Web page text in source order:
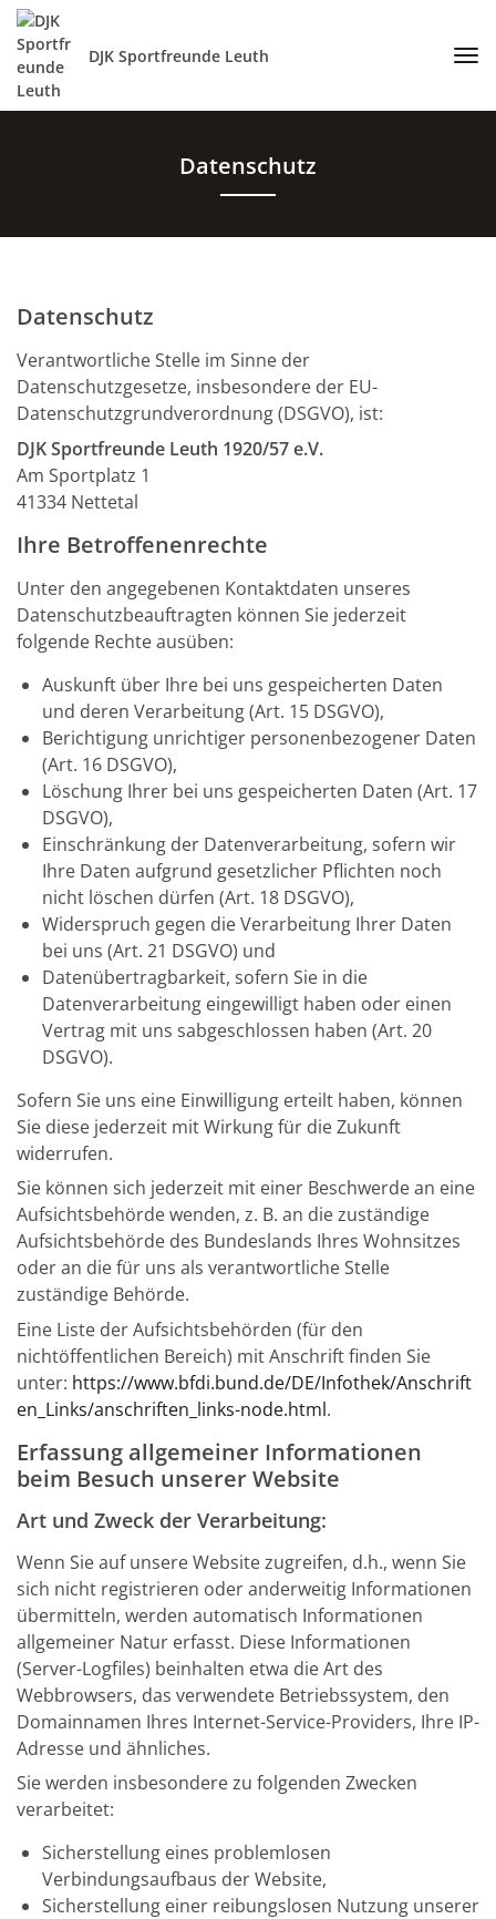
DJK Sportfreunde Leuth
Datenschutz
Datenschutz
Verantwortliche Stelle im Sinne der
Datenschutzgesetze, insbesondere der EU-
Datenschutzgrundverordnung (DSGVO), ist:
DJK Sportfreunde Leuth 1920/57 e.V.
Am Sportplatz 1
41334 Nettetal
Ihre Betroffenenrechte
Unter den angegebenen Kontaktdaten unseres
Datenschutzbeauftragten können Sie jederzeit
folgende Rechte ausüben:
Auskunft über Ihre bei uns gespeicherten Daten
und deren Verarbeitung (Art. 15 DSGVO),
Berichtigung unrichtiger personenbezogener Daten
(Art. 16 DSGVO),
Löschung Ihrer bei uns gespeicherten Daten (Art. 17
DSGVO),
Einschränkung der Datenverarbeitung, sofern wir
Ihre Daten aufgrund gesetzlicher Pflichten noch
nicht löschen dürfen (Art. 18 DSGVO),
Widerspruch gegen die Verarbeitung Ihrer Daten
bei uns (Art. 21 DSGVO) und
Datenübertragbarkeit, sofern Sie in die
Datenverarbeitung eingewilligt haben oder einen
Vertrag mit uns sabgeschlossen haben (Art. 20
DSGVO).
Sofern Sie uns eine Einwilligung erteilt haben, können
Sie diese jederzeit mit Wirkung für die Zukunft
widerrufen.
Sie können sich jederzeit mit einer Beschwerde an eine
Aufsichtsbehörde wenden, z. B. an die zuständige
Aufsichtsbehörde des Bundeslands Ihres Wohnsitzes
oder an die für uns als verantwortliche Stelle
zuständige Behörde.
Eine Liste der Aufsichtsbehörden (für den
nichtöffentlichen Bereich) mit Anschrift finden Sie
unter: https://www.bfdi.bund.de/DE/Infothek/Anschrift
en_Links/anschriften_links-node.html.
Erfassung allgemeiner Informationen
beim Besuch unserer Website
Art und Zweck der Verarbeitung:
Wenn Sie auf unsere Website zugreifen, d.h., wenn Sie
sich nicht registrieren oder anderweitig Informationen
übermitteln, werden automatisch Informationen
allgemeiner Natur erfasst. Diese Informationen
(Server-Logfiles) beinhalten etwa die Art des
Webbrowsers, das verwendete Betriebssystem, den
Domainnamen Ihres Internet-Service-Providers, Ihre IP-
Adresse und ähnliches.
Sie werden insbesondere zu folgenden Zwecken
verarbeitet:
Sicherstellung eines problemlosen
Verbindungsaufbaus der Website,
Sicherstellung einer reibungslosen Nutzung unserer